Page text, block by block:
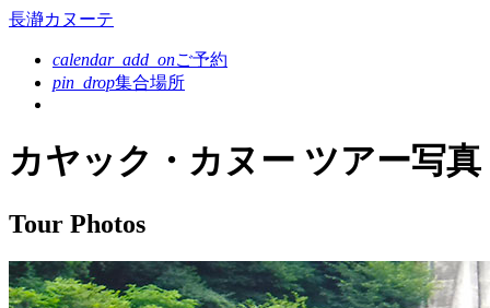
コンテンツ本文へスキップ
長瀞カヌーテ
calendar_add_onご予約
pin_drop集合場所
カヤック・カヌー ツアー写真
Tour Photos